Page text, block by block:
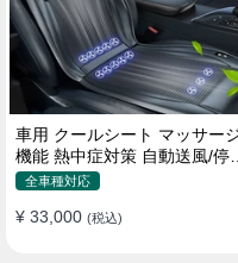
車用 クールシート マッサージ
機能 熱中症対策 自動送風/停止
機能 24個強力ファン 取付簡単
全車種対応
¥ 33,000 (税込)